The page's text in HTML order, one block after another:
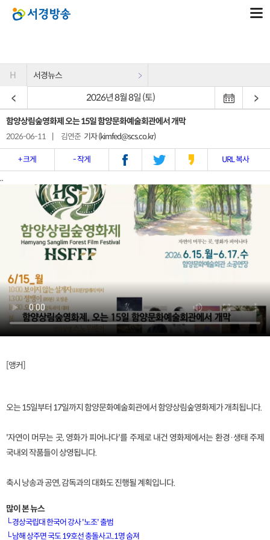
H 서경뉴스
2026년 8월 8일 (토)
함양상림숲영화제 오는 15일 함양문화예술회관에서 개막
2026-06-11 김연준 기자 (kimfed@scs.co.kr)
+ 크게 - 작게 URL 복사
..
[앵커]
오는 15일부터 17일까지 함양문화예술회관에서 함양상림숲영화제가 개최됩니다.
'자연이 머무는 곳, 영화가 피어나다'를 주제로 내건 영화제에서는 환경·생태 주제
국내외 작품들이 상영됩니다.
축시 낭송과 공연, 감독과의 대화도 진행될 계획입니다.
많이 본 뉴스
└경상국립대 한국어 강사 '노조' 출범
└남해 상주면 국도 19호선 충돌사고..1명 숨져